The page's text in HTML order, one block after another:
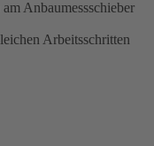
Anbaumessschieber
Arbeitsschritten